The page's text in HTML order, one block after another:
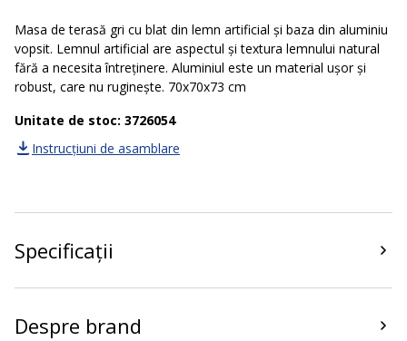
Masa de terasă gri cu blat din lemn artificial și baza din aluminiu
vopsit. Lemnul artificial are aspectul și textura lemnului natural
fără a necesita întreținere. Aluminiul este un material ușor și
robust, care nu ruginește. 70x70x73 cm
Unitate de stoc: 3726054
Instrucțiuni de asamblare
Specificații
Despre brand